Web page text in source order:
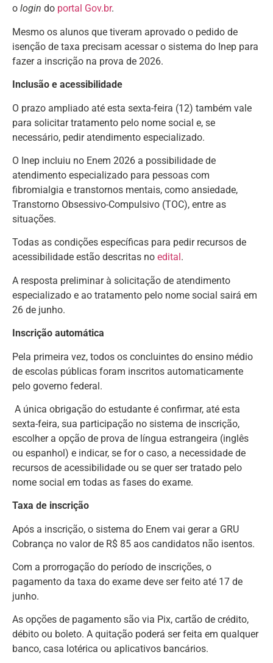
o login do portal Gov.br.
Mesmo os alunos que tiveram aprovado o pedido de
isenção de taxa precisam acessar o sistema do Inep para
fazer a inscrição na prova de 2026.
Inclusão e acessibilidade
O prazo ampliado até esta sexta-feira (12) também vale
para solicitar tratamento pelo nome social e, se
necessário, pedir atendimento especializado.
O Inep incluiu no Enem 2026 a possibilidade de
atendimento especializado para pessoas com
fibromialgia e transtornos mentais, como ansiedade,
Transtorno Obsessivo-Compulsivo (TOC), entre as
situações.
Todas as condições específicas para pedir recursos de
acessibilidade estão descritas no edital .
A resposta preliminar à solicitação de atendimento
especializado e ao tratamento pelo nome social sairá em
26 de junho.
Inscrição automática
Pela primeira vez, todos os concluintes do ensino médio
de escolas públicas foram inscritos automaticamente
pelo governo federal.
A única obrigação do estudante é confirmar, até esta
sexta-feira, sua participação no sistema de inscrição,
escolher a opção de prova de língua estrangeira (inglês
ou espanhol) e indicar, se for o caso, a necessidade de
recursos de acessibilidade ou se quer ser tratado pelo
nome social em todas as fases do exame.
Taxa de inscrição
Após a inscrição, o sistema do Enem vai gerar a GRU
Cobrança no valor de R$ 85 aos candidatos não isentos.
Com a prorrogação do período de inscrições, o
pagamento da taxa do exame deve ser feito até 17 de
junho.
As opções de pagamento são via Pix, cartão de crédito,
débito ou boleto. A quitação poderá ser feita em qualquer
banco, casa lotérica ou aplicativos bancários.